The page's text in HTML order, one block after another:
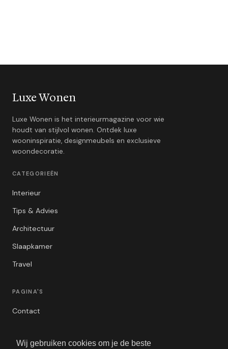
Wij gebruiken cookies om je de beste
Luxe Wonen
Luxe Wonen is het interieurmagazine voor wie
houdt van stijlvol wonen. Ontdek luxe
wooninspiratie, designmeubels en exclusieve
woondecoratie.
CATEGORIEËN
Interieur
Tips & Advies
Architectuur
Slaapkamer
Travel
PAGINA'S
Contact
Algemene Voorwaarden